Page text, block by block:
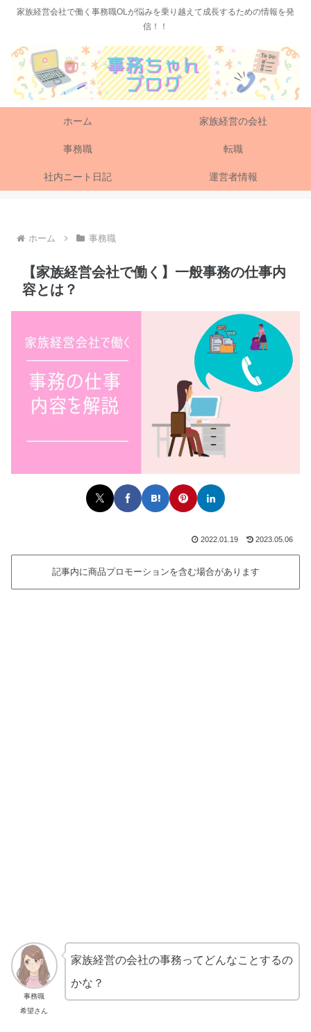
家族経営会社で働く事務職OLが悩みを乗り越えて成長するための情報を発
信！！
ホーム 家族経営の会社
事務職 転職
社内ニート日記 運営者情報
ホーム 事務職
【家族経営会社で働く】一般事務の仕事内
容とは？
2022.01.19 2023.05.06
記事内に商品プロモーションを含む場合があります
事務職
希望さん
家族経営の会社の事務ってどんなことするの
かな？